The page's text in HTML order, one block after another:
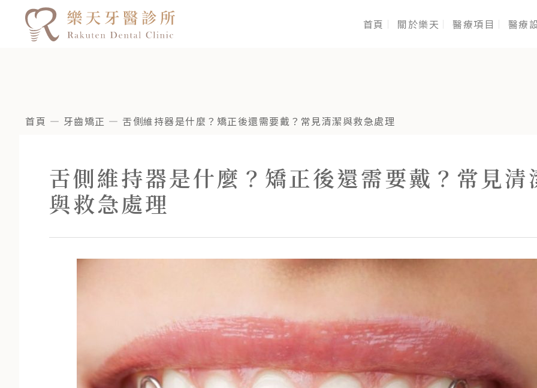
首頁 關於樂天 醫療項目 醫療
首頁 — 牙齒矯正 — 舌側維持器是什麼？矯正後還需要戴？常見清潔與救急處理
舌側維持器是什麼？矯正後還需要戴？常見清
與救急處理